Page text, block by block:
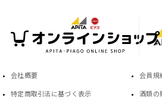
会社概要 会員規
特定商取引法に基づく表示 酒類の